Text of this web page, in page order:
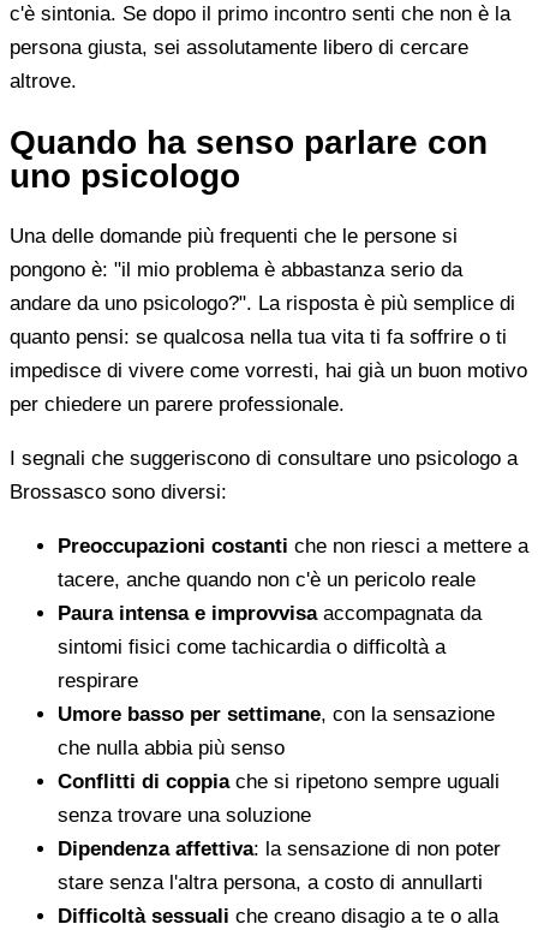
c'è sintonia. Se dopo il primo incontro senti che non è la
persona giusta, sei assolutamente libero di cercare
altrove.
Quando ha senso parlare con
uno psicologo
Una delle domande più frequenti che le persone si
pongono è: "il mio problema è abbastanza serio da
andare da uno psicologo?". La risposta è più semplice di
quanto pensi: se qualcosa nella tua vita ti fa soffrire o ti
impedisce di vivere come vorresti, hai già un buon motivo
per chiedere un parere professionale.
I segnali che suggeriscono di consultare uno psicologo a
Brossasco sono diversi:
Preoccupazioni costanti che non riesci a mettere a
tacere, anche quando non c'è un pericolo reale
Paura intensa e improvvisaaccompagnata da
sintomi fisici come tachicardia o difficoltà a
respirare
Umore basso per settimane, con la sensazione
che nulla abbia più senso
Conflitti di coppiache si ripetono sempre uguali
senza trovare una soluzione
Dipendenza affettiva: la sensazione di non poter
stare senza l'altra persona, a costo di annullarti
Difficoltà sessuali che creano disagio a te o alla